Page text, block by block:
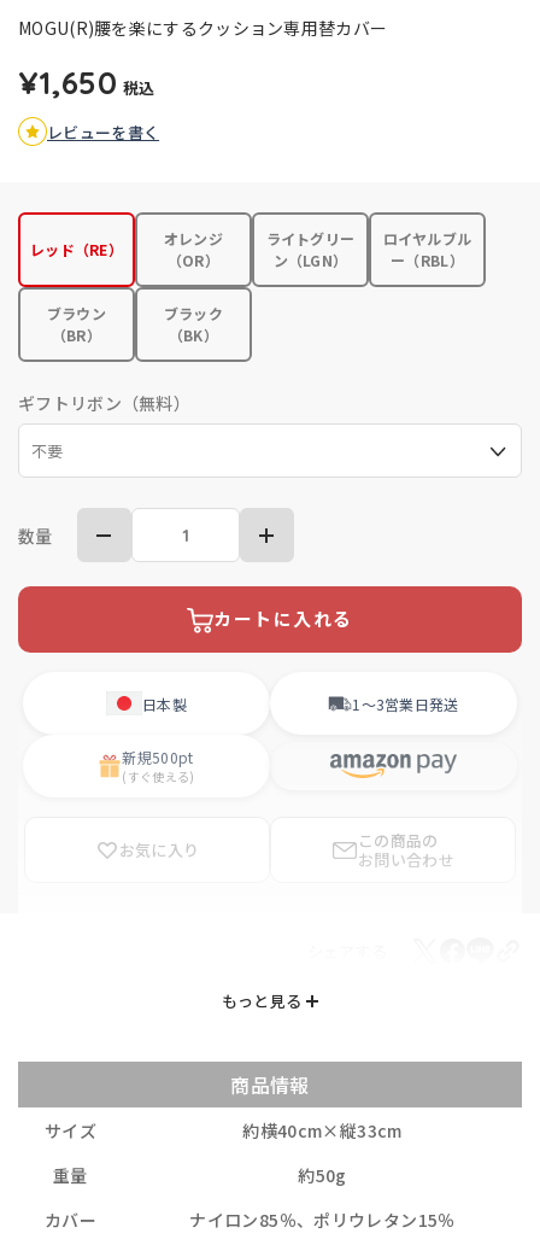
MOGU(R)腰を楽にするクッション専用替カバー
¥1,650 税込
レビューを書く
レッド（RE）
オレンジ
（OR）
ライトグリー
ン（LGN）
ロイヤルブル
ー（RBL）
ブラウン
（BR）
ブラック
（BK）
ギフトリボン（無料）
数量
カートに入れる
日本製 1〜3営業日発送
新規500pt
(すぐ使える)
お気に入り
この商品の
お問い合わせ
商品情報
サイズ
約横40cm×縦33cm
重量
約50g
カバー
ナイロン85％、ポリウレタン15％